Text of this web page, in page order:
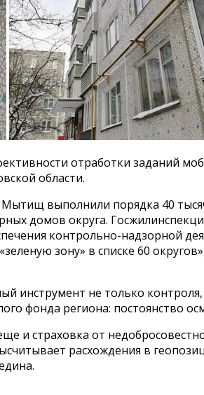
отработки заданий
области.
выполнили порядка 40
домов округа.
контрольно-надзорной
зону» в списке 60
инструмент не только
фонда региона: постоянство
и страховка от
расхождения в